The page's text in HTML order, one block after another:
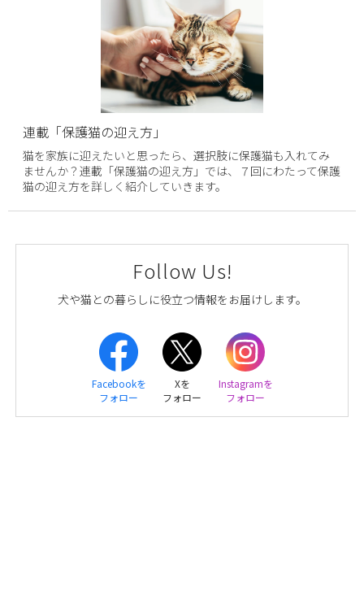
連載「保護猫の迎え方」
猫を家族に迎えたいと思ったら、選択肢に保護猫も入れてみ
ませんか？連載「保護猫の迎え方」では、７回にわたって保護
猫の迎え方を詳しく紹介していきます。
Follow Us!
犬や猫との暮らしに役立つ情報をお届けします。
Facebookを
フォロー
Xを
フォロー
Instagramを
フォロー